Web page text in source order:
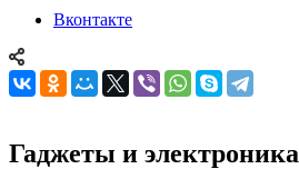
Вконтакте
Гаджеты и электроника